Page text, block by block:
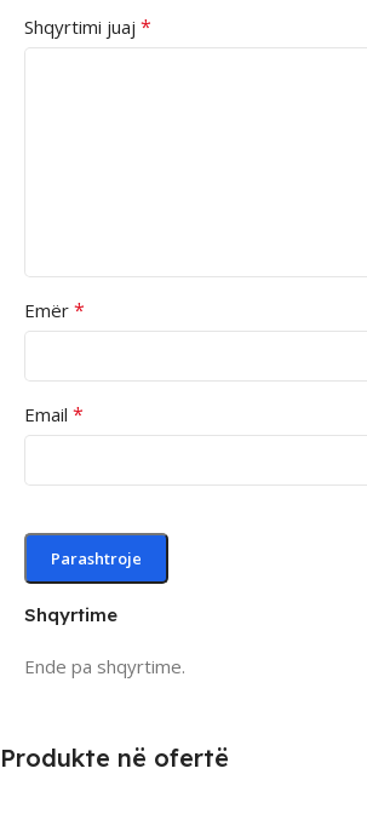
Shqyrtime
Ende pa shqyrtime.
Shqyrtimi juaj *
Emër *
Email *
Produkte në ofertë